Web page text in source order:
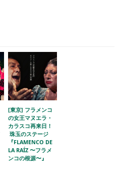
[東京] フラメンコ
の女王マヌエラ・
カラスコ再来日！
珠玉のステージ
『FLAMENCO DE
LA RAÍZ 〜フラメ
ンコの根源〜』